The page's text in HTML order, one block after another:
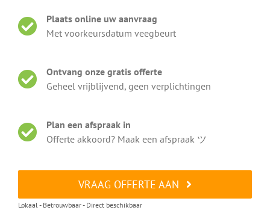
Plaats online uw aanvraag
Met voorkeursdatum veegbeurt
Ontvang onze gratis offerte
Geheel vrijblijvend, geen verplichtingen
Plan een afspraak in
Offerte akkoord? Maak een afspraak ツ
VRAAG OFFERTE AAN
Lokaal - Betrouwbaar - Direct beschikbaar